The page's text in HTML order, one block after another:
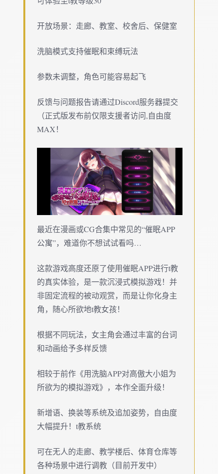
开放场景：走廊、教室、校舍后、保健室
洗脑模式支持催眠和束缚玩法
参数未调整，角色可能容易起飞
反馈与问题报告请通过Discord服务器提交
（正式版发布前仅限支援者访问,自由度
MAX！
最近在漫画或CG合集中常见的“催眠APP
公寓”，难道你不想试试看吗…
这款游戏高度还原了使用催眠APP进行t教
的真实体验，是一款沉浸式模拟游戏！并
非固定流程的被动观赏，而是让你化身主
角，随心所欲地t教女孩！
根据不同玩法，女主角会通过丰富的台词
和动画给予多样反馈
相较于前作《用洗脑APP对高傲大小姐为
所欲为的模拟游戏》，本作全面升级！
新增语、换装等系统及追加姿势，自由度
大幅提升！t教系统
可在无人的走廊、教学楼后、体育仓库等
各种场景中进行调教（目前开发中）